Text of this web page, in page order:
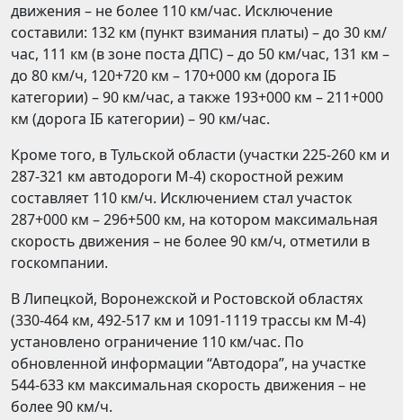
движения – не более 110 км/час. Исключение
составили: 132 км (пункт взимания платы) – до 30 км/
час, 111 км (в зоне поста ДПС) – до 50 км/час, 131 км –
до 80 км/ч, 120+720 км – 170+000 км (дорога IБ
категории) – 90 км/час, а также 193+000 км – 211+000
км (дорога IБ категории) – 90 км/час.
Кроме того, в Тульской области (участки 225-260 км и
287-321 км автодороги М-4) скоростной режим
составляет 110 км/ч. Исключением стал участок
287+000 км – 296+500 км, на котором максимальная
скорость движения – не более 90 км/ч, отметили в
госкомпании.
В Липецкой, Воронежской и Ростовской областях
(330-464 км, 492-517 км и 1091-1119 трассы км М-4)
установлено ограничение 110 км/час. По
обновленной информации “Автодора”, на участке
544-633 км максимальная скорость движения – не
более 90 км/ч.